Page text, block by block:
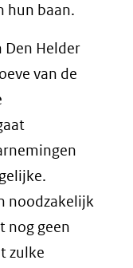
hun baan.
Den Helder
van de
noodzakelijk
nog geen
zulke